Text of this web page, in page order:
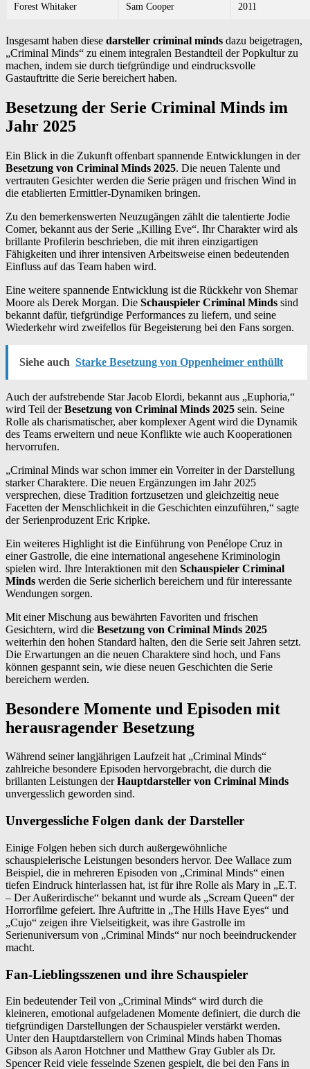
Forest Whitaker Sam Cooper 2011
Insgesamt haben diese darsteller criminal minds dazu beigetragen,
„Criminal Minds“ zu einem integralen Bestandteil der Popkultur zu
machen, indem sie durch tiefgründige und eindrucksvolle
Gastauftritte die Serie bereichert haben.
Besetzung der Serie Criminal Minds im
Jahr 2025
Ein Blick in die Zukunft offenbart spannende Entwicklungen in der
Besetzung von Criminal Minds 2025. Die neuen Talente und
vertrauten Gesichter werden die Serie prägen und frischen Wind in
die etablierten Ermittler-Dynamiken bringen.
Zu den bemerkenswerten Neuzugängen zählt die talentierte Jodie
Comer, bekannt aus der Serie „Killing Eve“. Ihr Charakter wird als
brillante Profilerin beschrieben, die mit ihren einzigartigen
Fähigkeiten und ihrer intensiven Arbeitsweise einen bedeutenden
Einfluss auf das Team haben wird.
Eine weitere spannende Entwicklung ist die Rückkehr von Shemar
Moore als Derek Morgan. Die Schauspieler Criminal Minds sind
bekannt dafür, tiefgründige Performances zu liefern, und seine
Wiederkehr wird zweifellos für Begeisterung bei den Fans sorgen.
Siehe auch Starke Besetzung von Oppenheimer enthüllt
Auch der aufstrebende Star Jacob Elordi, bekannt aus „Euphoria,“
wird Teil derBesetzung von Criminal Minds 2025 sein. Seine
Rolle als charismatischer, aber komplexer Agent wird die Dynamik
des Teams erweitern und neue Konflikte wie auch Kooperationen
hervorrufen.
„Criminal Minds war schon immer ein Vorreiter in der Darstellung
starker Charaktere. Die neuen Ergänzungen im Jahr 2025
versprechen, diese Tradition fortzusetzen und gleichzeitig neue
Facetten der Menschlichkeit in die Geschichten einzuführen,“ sagte
der Serienproduzent Eric Kripke.
Ein weiteres Highlight ist die Einführung von Penélope Cruz in
einer Gastrolle, die eine international angesehene Kriminologin
spielen wird. Ihre Interaktionen mit den Schauspieler Criminal
Minds werden die Serie sicherlich bereichern und für interessante
Wendungen sorgen.
Mit einer Mischung aus bewährten Favoriten und frischen
Gesichtern, wird die Besetzung von Criminal Minds 2025
weiterhin den hohen Standard halten, den die Serie seit Jahren setzt.
Die Erwartungen an die neuen Charaktere sind hoch, und Fans
können gespannt sein, wie diese neuen Geschichten die Serie
bereichern werden.
Besondere Momente und Episoden mit
herausragender Besetzung
Während seiner langjährigen Laufzeit hat „Criminal Minds“
zahlreiche besondere Episoden hervorgebracht, die durch die
brillanten Leistungen derHauptdarsteller von Criminal Minds
unvergesslich geworden sind.
Unvergessliche Folgen dank der Darsteller
Einige Folgen heben sich durch außergewöhnliche
schauspielerische Leistungen besonders hervor. Dee Wallace zum
Beispiel, die in mehreren Episoden von „Criminal Minds“ einen
tiefen Eindruck hinterlassen hat, ist für ihre Rolle als Mary in „E.T.
– Der Außerirdische“ bekannt und wurde als „Scream Queen“ der
Horrorfilme gefeiert. Ihre Auftritte in „The Hills Have Eyes“ und
„Cujo“ zeigen ihre Vielseitigkeit, was ihre Gastrolle im
Serienuniversum von „Criminal Minds“ nur noch beeindruckender
macht.
Fan-Lieblingsszenen und ihre Schauspieler
Ein bedeutender Teil von „Criminal Minds“ wird durch die
kleineren, emotional aufgeladenen Momente definiert, die durch die
tiefgründigen Darstellungen der Schauspieler verstärkt werden.
Unter den Hauptdarstellern von Criminal Minds haben Thomas
Gibson als Aaron Hotchner und Matthew Gray Gubler als Dr.
Spencer Reid viele fesselnde Szenen gespielt, die bei den Fans in